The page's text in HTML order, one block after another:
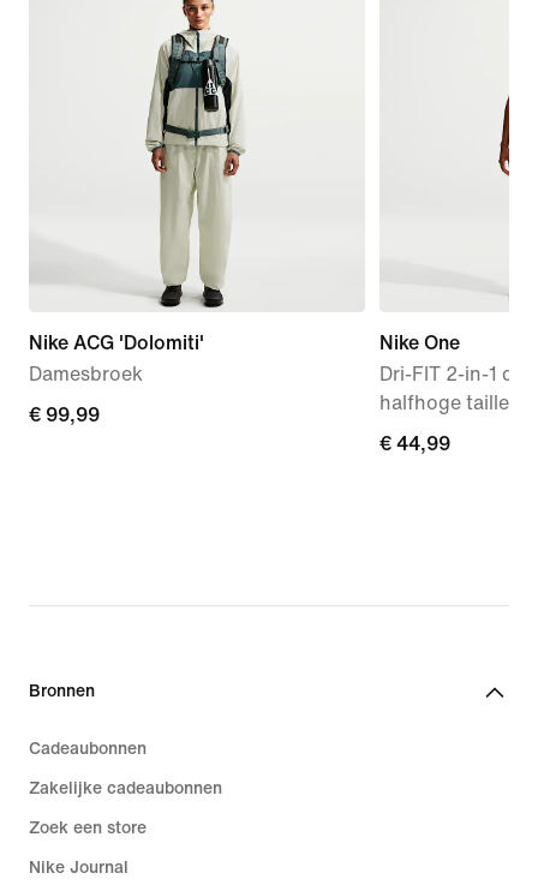
Nike ACG 'Dolomiti'
Damesbroek
€ 99,99
€ 99,99
Nike One
Dri-FIT 2-in-1
halfhoge taille (8
€ 44,99
€ 44,99
Bronnen
Cadeaubonnen
Zakelijke cadeaubonnen
Zoek een store
Nike Journal